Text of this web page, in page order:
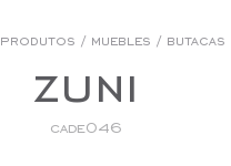
produtos / muebles / butacas
zuni
cade046